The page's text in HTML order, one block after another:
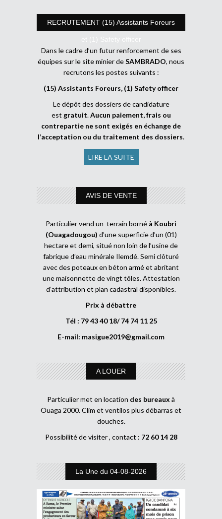
RECRUTEMENT (15) Assistants Foreurs
et (1) Safety officer
Dans le cadre d’un futur renforcement de ses
équipes sur le site minier deSAMBRADO, nous
recrutons les postes suivants :
(15) Assistants Foreurs, (1) Safety officer
Le dépôt des dossiers de candidature
est gratuit.Aucun paiement, frais ou
contrepartie ne sont exigés en échange de
l’acceptation ou du traitement des dossiers.
LIRE LA SUITE
AVIS DE VENTE
Particulier vend un terrain borné à Koubri
(Ouagadougou) d’une superficie d’un (01)
hectare et demi, situé non loin de l’usine de
fabrique d’eau minérale Ilemdé. Semi clôturé
avec des poteaux en béton armé et abritant
une maisonnette de vingt tôles. Attestation
d’attribution et plan cadastral disponibles.
Prix à débattre
Tél : 79 43 40 18/ 74 74 11 25
E-mail: masigue2019@gmail.com
A LOUER
Particulier met en location des bureaux à
Ouaga 2000. Clim et ventilos plus débarras et
douches.
Possibilité de visiter , contact : 72 60 14 28
La Une du 04-08-2026